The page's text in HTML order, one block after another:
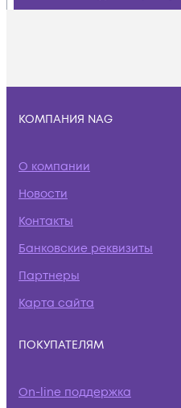
КОМПАНИЯ NAG
О компании
Новости
Контакты
Банковские реквизиты
Партнеры
Карта сайта
ПОКУПАТЕЛЯМ
On-line поддержка